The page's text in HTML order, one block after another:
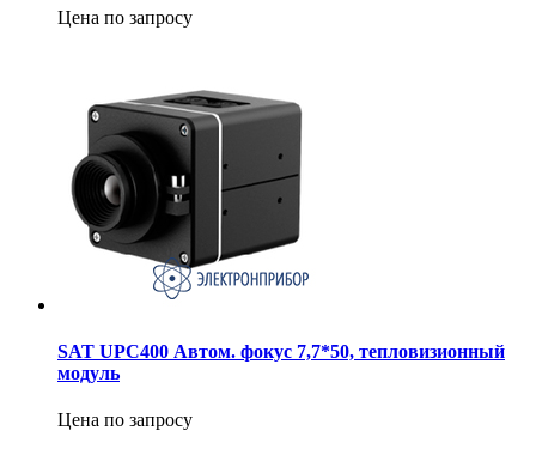
Цена по запросу
SAT UPC400 Автом. фокус 7,7*50, тепловизионный
модуль
Цена по запросу